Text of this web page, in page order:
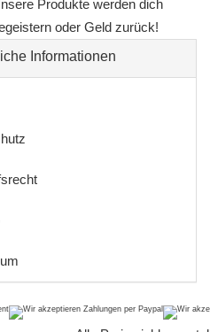
Produkte werden dich
oder Geld zurück!
Informationen